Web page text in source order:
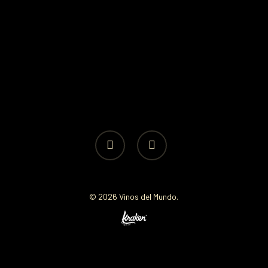
facebook instagram
© 2026 Vinos del Mundo.